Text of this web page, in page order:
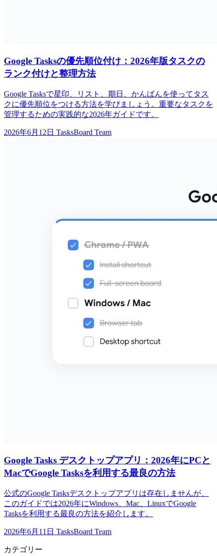
Google Tasksの優先順位付け：2026年版タスクの
ランク付けと整理方法
Google Tasksで星印、リスト、期日、かんばんを使ってタス
クに優先順位をつける方法を学びましょう。重要なタスクを
管理するための実践的な2026年ガイドです。
2026年6月12日 TasksBoard Team
Google Tasks デスクトップアプリ：2026年にPCと
MacでGoogle Tasksを利用する最良の方法
公式のGoogle Tasksデスクトップアプリは存在しませんが、
このガイドでは2026年にWindows、Mac、LinuxでGoogle
Tasksを利用する最良の方法を紹介します。
2026年6月11日 TasksBoard Team
カテゴリー